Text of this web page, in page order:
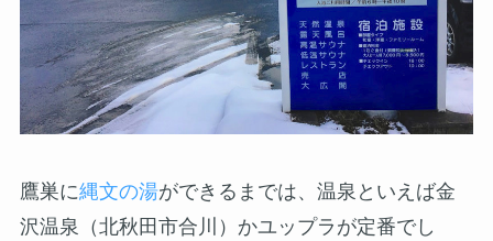
鷹巣に縄文の湯ができるまでは、温泉といえば金
沢温泉（北秋田市合川）かユップラが定番でし